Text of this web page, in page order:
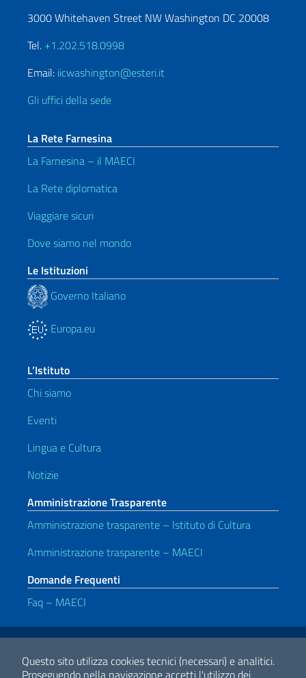
Questo sito utilizza cookies tecnici (necessari) e analitici.
Proseguendo nella navigazione accetti l'utilizzo dei
3000 Whitehaven Street NW Washington DC 20008
Tel. +1.202.518.0998
Email: iicwashington@esteri.it
Gli uffici della sede
La Rete Farnesina
La Farnesina – il MAECI
La Rete diplomatica
Viaggiare sicuri
Dove siamo nel mondo
Le Istituzioni
Governo Italiano
Europa.eu
L’Istituto
Chi siamo
Eventi
Lingua e Cultura
Notizie
Amministrazione Trasparente
Amministrazione trasparente – Istituto di Cultura
Amministrazione trasparente – MAECI
Domande Frequenti
Faq – MAECI
Link Utili